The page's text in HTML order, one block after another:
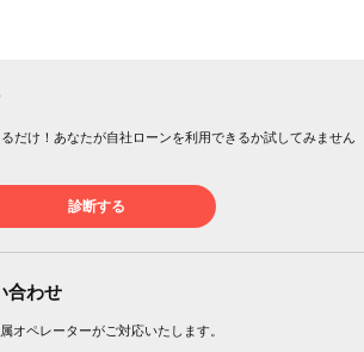
だけ！あなたが自社ローンを利用できるか試してみません
診断する
合わせ
オペレーターがご対応いたします。